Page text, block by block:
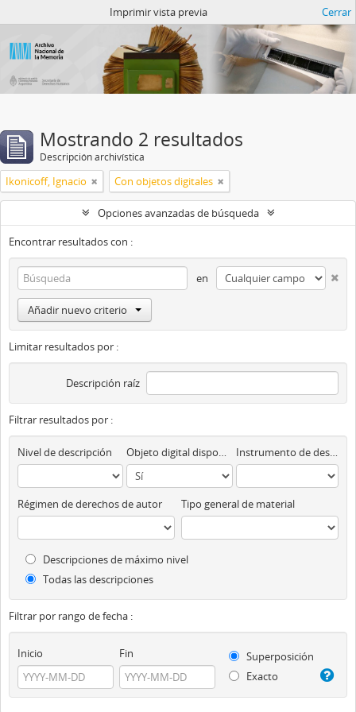
Imprimir vista previa Cerrar
Mostrando 2 resultados
Descripción archivística
Ikonicoff, Ignacio Con objetos digitales
Opciones avanzadas de búsqueda
Encontrar resultados con :
en
Añadir nuevo criterio
Limitar resultados por :
Descripción raíz
Filtrar resultados por :
Nivel de descripción Objeto digital disponibles Instrumento de descripción
Régimen de derechos de autor Tipo general de material
Descripciones de máximo nivel
Todas las descripciones
Filtrar por rango de fecha :
Inicio Fin
Superposición
Exacto